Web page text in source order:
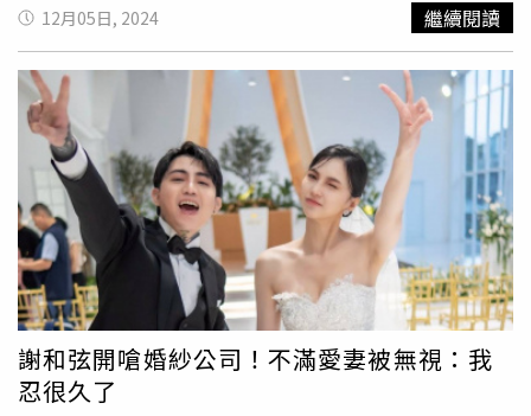
她們穩定的陪伴，就願意忽略其他細節，甚至在條件不夠成
熟時就步入婚姻。天秤女的「傻」來自於對愛的依賴和對平
靜生活的渴望，然而也需要學習分辨真愛與將就，確保自己
的付出能得到應有的回報，才能真正享受婚姻的美好。◎民
俗信仰僅供參考，請勿過度迷信！
作人威廉：「我們節目會錄多久？我覺得這樣下去會沒完沒
了，因為節目滿好看，怕會不會有第二季。」卻被威廉吐
槽：「你看看我，該生還是有生。」但小煜認為當爸爸不容
易，建議敖犬玩成員們的小孩就好，最
的阿緯則有別的
見解，「你現在42，大概45歲生，等小孩20你就65，那時
可以領敬老卡，坐公車都有折扣，養小孩比較沒壓力」。至
於何時辦婚宴？敖犬說會慎重舉辦，不過目前新家正在裝
潢，處於蠟燭兩頭燒的階段。先前小煜曾放話敖犬婚宴要包
1200禮金，敖犬聽到傻眼問：「開玩笑的吧？」一旁小煜
反問：「為什麼不行？」意外揭露敖犬先前在威廉婚禮上只
包幾千元，而阿緯則是包8萬紅包，直呼：「沒比較沒傷
害！」嚇得敖犬急求饒，承諾屆時辦婚宴不收禮金，但成員
們都不信，敖犬更當場拿出信用卡，要威廉「補刷」。
12月05日, 2024 繼續閱讀
謝和弦開嗆婚紗公司！不滿愛妻被無視：我
忍很久了